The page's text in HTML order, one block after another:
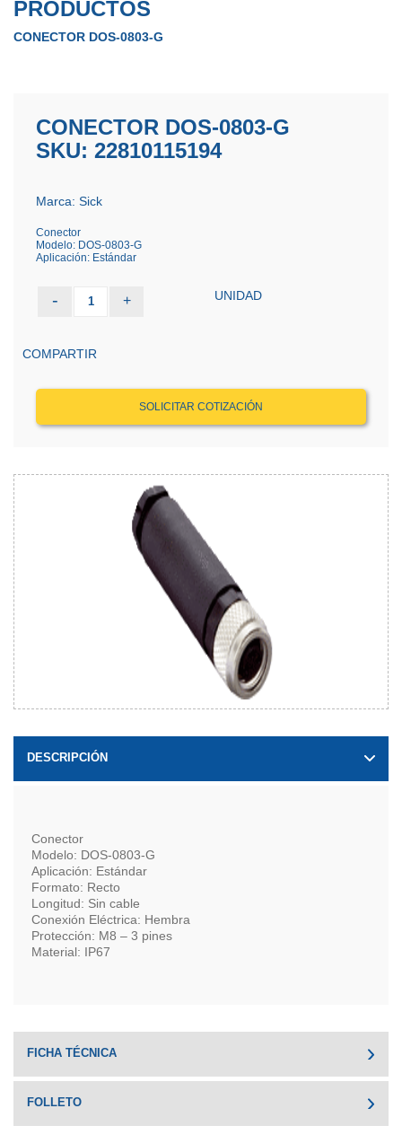
PRODUCTOS
CONECTOR DOS-0803-G
CONECTOR DOS-0803-G
SKU: 22810115194
Marca: Sick
Conector
Modelo: DOS-0803-G
Aplicación: Estándar
- 1 + UNIDAD
COMPARTIR
SOLICITAR COTIZACIÓN
DESCRIPCIÓN
Conector
Modelo: DOS-0803-G
Aplicación: Estándar
Formato: Recto
Longitud: Sin cable
Conexión Eléctrica: Hembra
Protección: M8 – 3 pines
Material: IP67
FICHA TÉCNICA
FOLLETO